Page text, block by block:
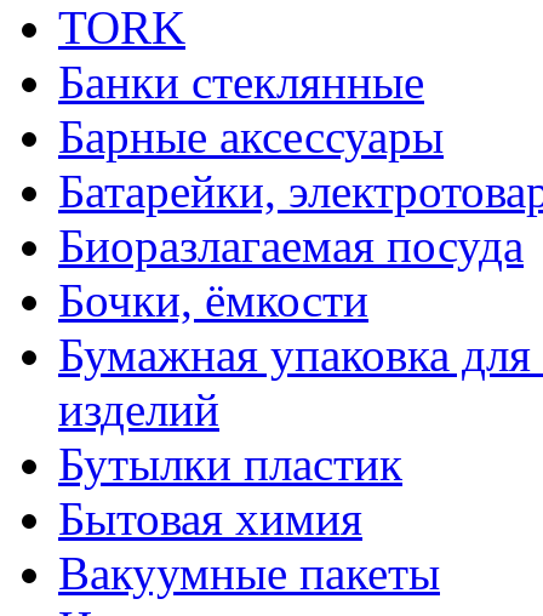
TORK
Банки стеклянные
Барные аксессуары
Батарейки,
Биоразлагаемая посуда
Бочки, ёмкости
Бумажная упаковка
изделий
Бутылки пластик
Бытовая химия
Вакуумные пакеты